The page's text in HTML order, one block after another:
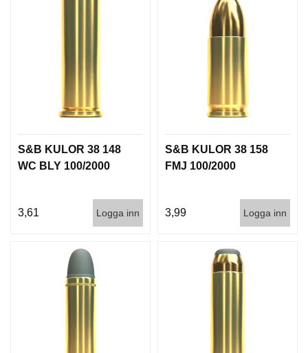
S&B KULOR 38 148
WC BLY 100/2000
3,61 Logga inn
S&B KULOR 38 158
FMJ 100/2000
3,99 Logga inn